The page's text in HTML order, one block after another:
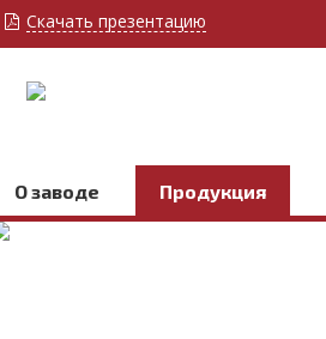
Скачать презентацию
О заводе Продукция